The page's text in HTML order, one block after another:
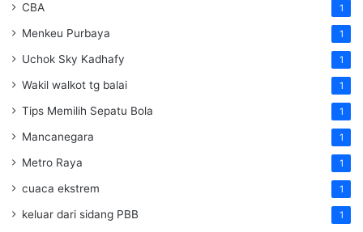
CBA 1
Menkeu Purbaya 1
Uchok Sky Kadhafy 1
Wakil walkot tg balai 1
Tips Memilih Sepatu Bola 1
Mancanegara 1
Metro Raya 1
cuaca ekstrem 1
keluar dari sidang PBB 1